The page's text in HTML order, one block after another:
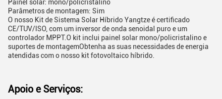
Painel solar: mono/policristalino
Parâmetros de montagem: Sim
O nosso Kit de Sistema Solar Híbrido Yangtze é certificado
CE/TUV/ISO, com um inversor de onda senoidal puro e um
controlador MPPT.O kit inclui painel solar mono/policristalino e
suportes de montagemObtenha as suas necessidades de energia
atendidas com o nosso kit fotovoltaico híbrido.
Apoio e Serviços: